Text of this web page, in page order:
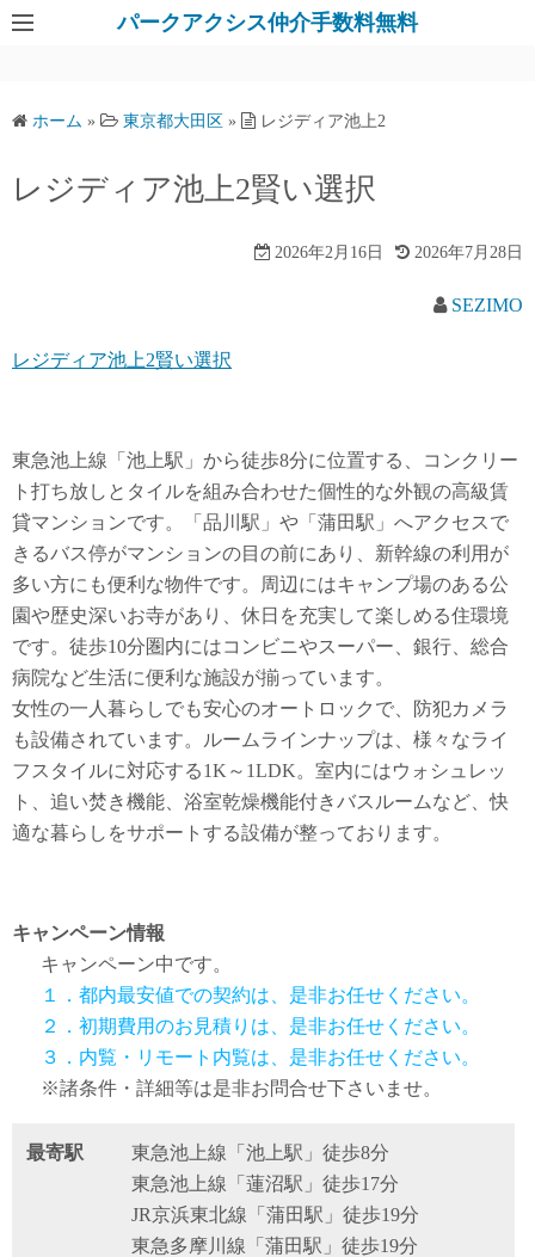
パークアクシス仲介手数料無料
ホーム » 東京都大田区 » レジディア池上2
レジディア池上2賢い選択
2026年2月16日 2026年7月28日
SEZIMO
レジディア池上2賢い選択
東急池上線「池上駅」から徒歩8分に位置する、コンクリー
ト打ち放しとタイルを組み合わせた個性的な外観の高級賃
貸マンションです。「品川駅」や「蒲田駅」へアクセスで
きるバス停がマンションの目の前にあり、新幹線の利用が
多い方にも便利な物件です。周辺にはキャンプ場のある公
園や歴史深いお寺があり、休日を充実して楽しめる住環境
です。徒歩10分圏内にはコンビニやスーパー、銀行、総合
病院など生活に便利な施設が揃っています。
女性の一人暮らしでも安心のオートロックで、防犯カメラ
も設備されています。ルームラインナップは、様々なライ
フスタイルに対応する1K～1LDK。室内にはウォシュレッ
ト、追い焚き機能、浴室乾燥機能付きバスルームなど、快
適な暮らしをサポートする設備が整っております。
キャンペーン情報
キャンペーン中です。
１．都内最安値での契約は、是非お任せください。
２．初期費用のお見積りは、是非お任せください。
３．内覧・リモート内覧は、是非お任せください。
※諸条件・詳細等は是非お問合せ下さいませ。
最寄駅
東急池上線「池上駅」徒歩8分
東急池上線「蓮沼駅」徒歩17分
JR京浜東北線「蒲田駅」徒歩19分
東急多摩川線「蒲田駅」徒歩19分